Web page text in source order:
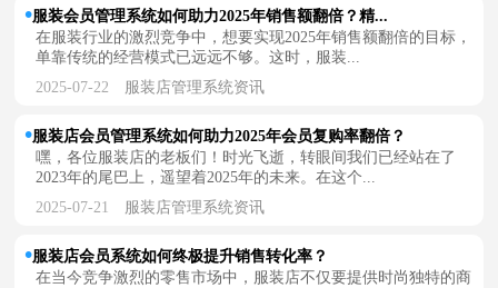
服装会员管理系统如何助力2025年销售额翻倍？精...
在服装行业的激烈竞争中，想要实现2025年销售额翻倍的目标，
单靠传统的经营模式已远远不够。这时，服装...
2025-07-22 服装店管理系统资讯
服装店会员管理系统如何助力2025年会员复购率翻倍？
嘿，各位服装店的老板们！时光飞逝，转眼间我们已经站在了
2023年的尾巴上，遥望着2025年的未来。在这个...
2025-07-21 服装店管理系统资讯
服装店会员系统如何终极提升销售转化率？
在当今竞争激烈的零售市场中，服装店不仅要提供时尚独特的商